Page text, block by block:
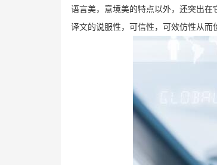
语言美，意境美的特点以外，还突出
译文的说服性，可信性，可效仿性从而